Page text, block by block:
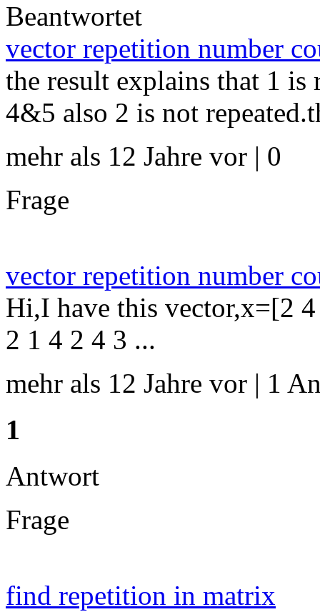
Beantwortet
vector repetition number
the result explains that 1 is
4&5 also 2 is not
mehr als 12 Jahre vor | 0
Frage
vector repetition number
Hi,I have this vector,x=[2
2 1 4 2 4 3 ...
mehr als 12 Jahre vor | 1
1
Antwort
Frage
find repetition in matrix